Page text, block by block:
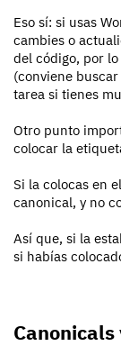
Eso sí: si usas
cambies o
del código, por
(conviene
tarea si tienes
Otro punto
colocar la
Si la colocas en
canonical, y no
Así que, si la
si habías
Canonicals